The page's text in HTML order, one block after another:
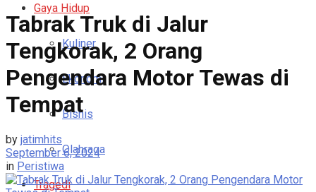
Gaya Hidup
Kuliner
Ekonomi
Bisnis
Olahraga
Tragedi
Tabrak Truk di Jalur
Tengkorak, 2 Orang
Pengendara Motor Tewas di
Tempat
by jatimhits
September 6, 2024
in Peristiwa